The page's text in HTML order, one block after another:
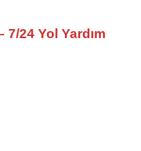
24 Yol Yardım